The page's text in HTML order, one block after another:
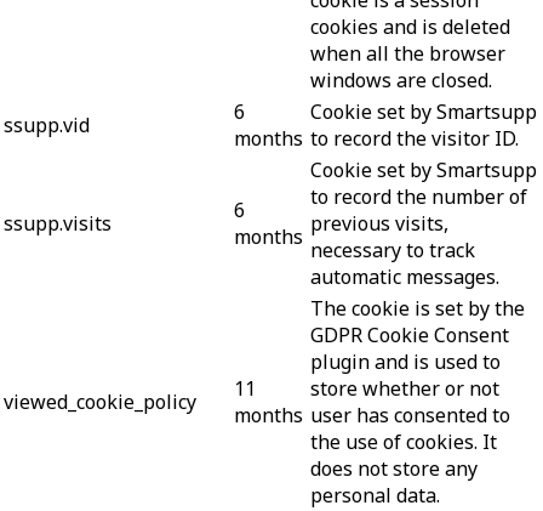
cookies and is deleted
when all the browser
windows are closed.
ssupp.vid
6
months
Cookie set by Smartsupp
to record the visitor ID.
ssupp.visits
6
months
Cookie set by Smartsupp
to record the number of
previous visits,
necessary to track
automatic messages.
viewed_cookie_policy
11
months
The cookie is set by the
GDPR Cookie Consent
plugin and is used to
store whether or not
user has consented to
the use of cookies. It
does not store any
personal data.